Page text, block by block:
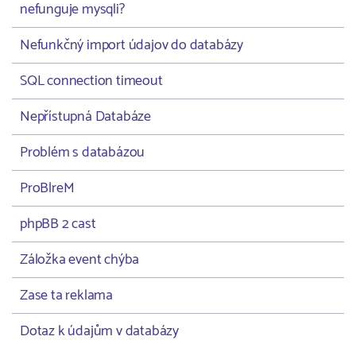
nefunguje mysqli?
Nefunkčný import údajov do databázy
SQL connection timeout
Nepřístupná Databáze
Problém s databázou
ProBlreM
phpBB 2 cast
Záložka event chýba
Zase ta reklama
Dotaz k údajům v databázy